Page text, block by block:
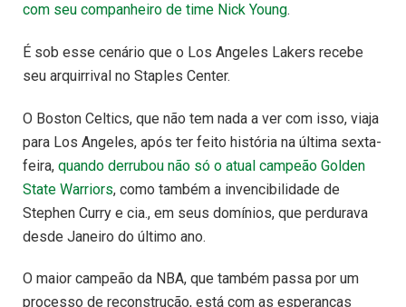
com seu companheiro de time Nick Young.
É sob esse cenário que o Los Angeles Lakers recebe
seu arquirrival no Staples Center.
O Boston Celtics, que não tem nada a ver com isso, viaja
para Los Angeles, após ter feito história na última sexta-
feira, quando derrubou não só o atual campeão Golden
State Warriors, como também a invencibilidade de
Stephen Curry e cia., em seus domínios, que perdurava
desde Janeiro do último ano.
O maior campeão da NBA, que também passa por um
processo de reconstrução, está com as esperanças